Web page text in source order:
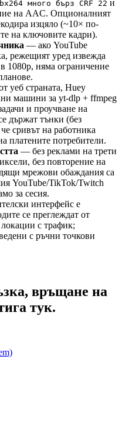
много бърз CRF 22 и
на AAC. Опционалният
изцяло (~10× по-
на ключовите кадри).
— ако YouTube
режещият уред извежда
1080p, няма ограничение
уеб страната, Huey
машини за yt-dlp + ffmpeg
и проучване на
държат тънки (без
сривът на работника
платените потребители.
— без реклами на трети
без повторение на
мрежови обаждания са
YouTube/TikTok/Twitch
за сесия.
интерфейс е
се преглеждат от
локации с трафик;
с ръчни точкови
връщане на
тук.